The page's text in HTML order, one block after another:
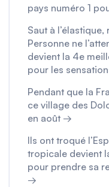
pays numéro 1
Saut à
Personne ne
devient la 4e
pour les
Pendant que la
ce village des
en août →
Ils ont troqué
tropicale devient
pour prendre sa
→